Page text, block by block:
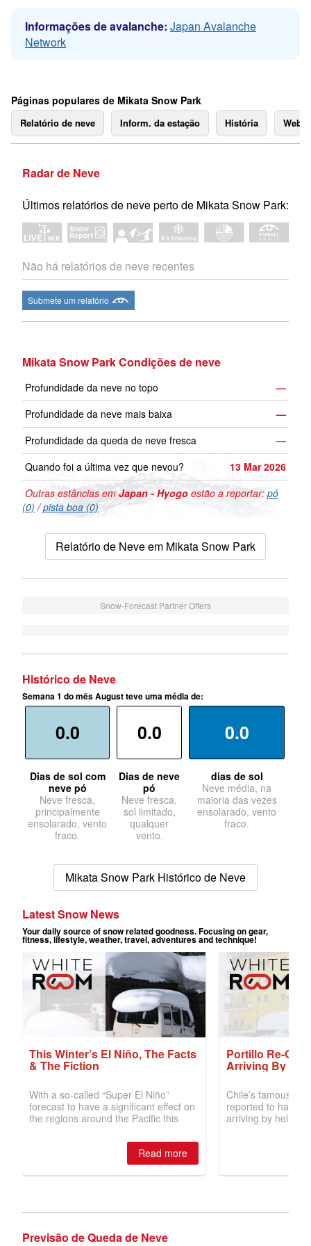
Informações de avalanche: Japan Avalanche
Network
Páginas populares de Mikata Snow Park
Relatório de neve Inform. da estação História
Radar de Neve
Últimos relatórios de neve perto de Mikata Snow Park:
Não há relatórios de neve recentes
Submete um relatório
Mikata Snow Park Condições de neve
Profundidade da neve no topo
—
Profundidade da neve mais baixa
—
Profundidade da queda de neve fresca
—
Quando foi a última vez que nevou?
13 Mar 2026
Outras estâncias emJapan - Hyogo estão a reportar: pó
(0) /pista boa (0)
Relatório de Neve em Mikata Snow Park
Snow-Forecast Partner Offers
Histórico de Neve
Semana 1 do mês August teve uma média de:
0.0
Dias de sol com
neve pó
Neve fresca,
principalmente
ensolarado, vento
fraco.
0.0
Dias de neve
pó
Neve fresca,
sol limitado,
qualquer
vento.
0.0
dias de sol
Neve média, na
maioria das vezes
ensolarado, vento
fraco.
Mikata Snow Park Histórico de Neve
Previsão de Queda de Neve